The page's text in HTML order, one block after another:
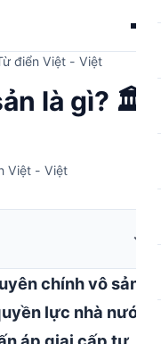
điển Việt - Việt
là gì? 🏛️
Việt - Việt
chính vô sản là
lực nhà nước